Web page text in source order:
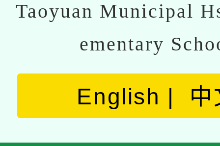
Taoyuan Municipal
ementary
English 中